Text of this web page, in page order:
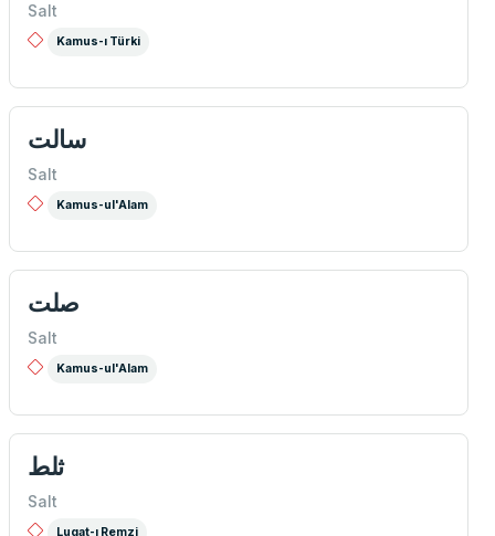
Salt
Kamus-ı Türki
سالت
Salt
Kamus-ul'Alam
صلت
Salt
Kamus-ul'Alam
ثلط
Salt
Lugat-ı Remzi